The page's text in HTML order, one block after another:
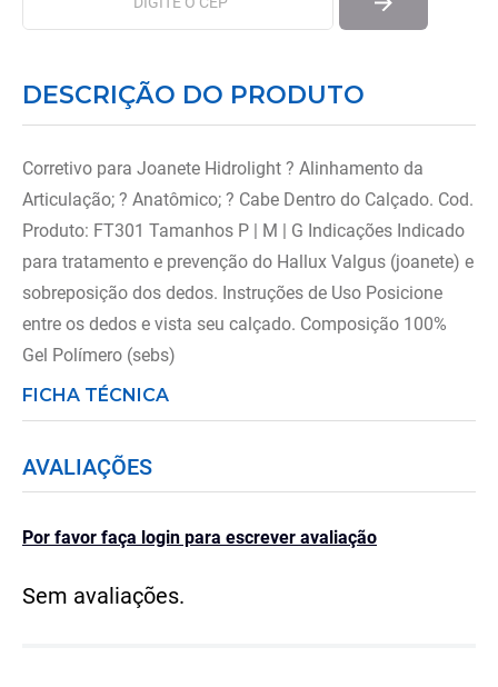
DESCRIÇÃO DO PRODUTO
Corretivo para Joanete Hidrolight ? Alinhamento da
Articulação; ? Anatômico; ? Cabe Dentro do Calçado. Cod.
Produto: FT301 Tamanhos P | M | G Indicações Indicado
para tratamento e prevenção do Hallux Valgus (joanete) e
sobreposição dos dedos. Instruções de Uso Posicione
entre os dedos e vista seu calçado. Composição 100%
Gel Polímero (sebs)
FICHA TÉCNICA
AVALIAÇÕES
Por favor faça login para escrever avaliação
Sem avaliações.